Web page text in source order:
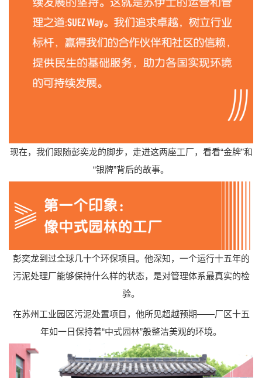
现在，我们跟随彭奕龙的脚步，走进这两座工厂，看看“金牌”和
“银牌”背后的故事。
彭奕龙到过全球几十个环保项目。他深知，一个运行十五年的
污泥处理厂能够保持什么样的状态，是对管理体系最真实的检
验。
在苏州工业园区污泥处置项目，他所见超越预期——厂区十五
年如一日保持着“中式园林”般整洁美观的环境。